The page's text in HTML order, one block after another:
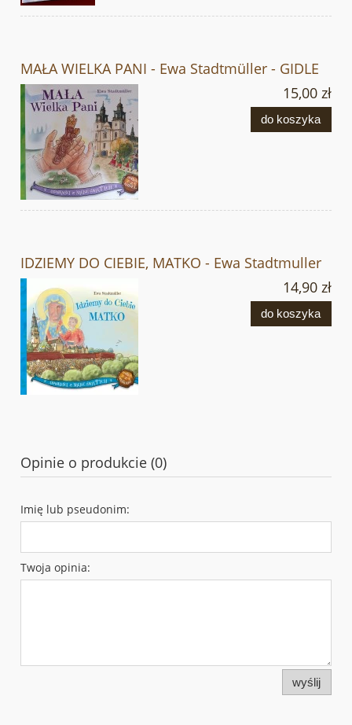
MAŁA WIELKA PANI - Ewa Stadtmüller - GIDLE
15,00 zł
do koszyka
IDZIEMY DO CIEBIE, MATKO - Ewa Stadtmuller
14,90 zł
do koszyka
Opinie o produkcie (0)
Imię lub pseudonim:
Twoja opinia:
wyślij